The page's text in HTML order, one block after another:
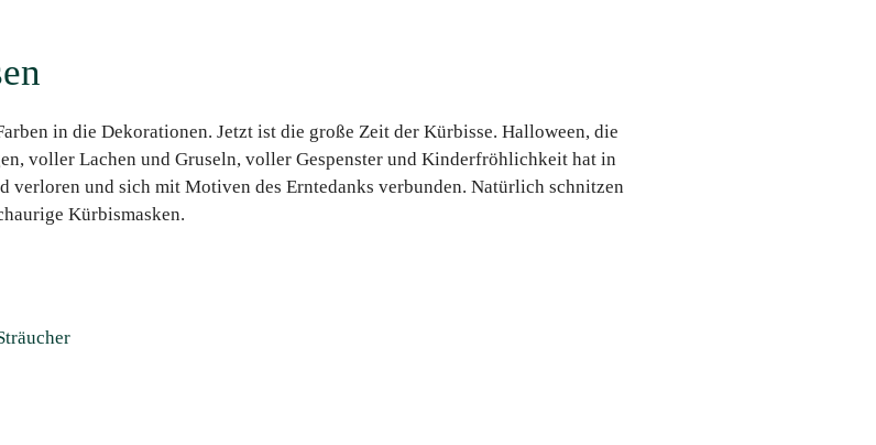
in die Dekorationen. Jetzt ist die große Zeit der Kürbisse. Halloween, die
voller Lachen und Gruseln, voller Gespenster und Kinderfröhlichkeit hat in
verloren und sich mit Motiven des Erntedanks verbunden. Natürlich schnitzen
Kürbismasken.